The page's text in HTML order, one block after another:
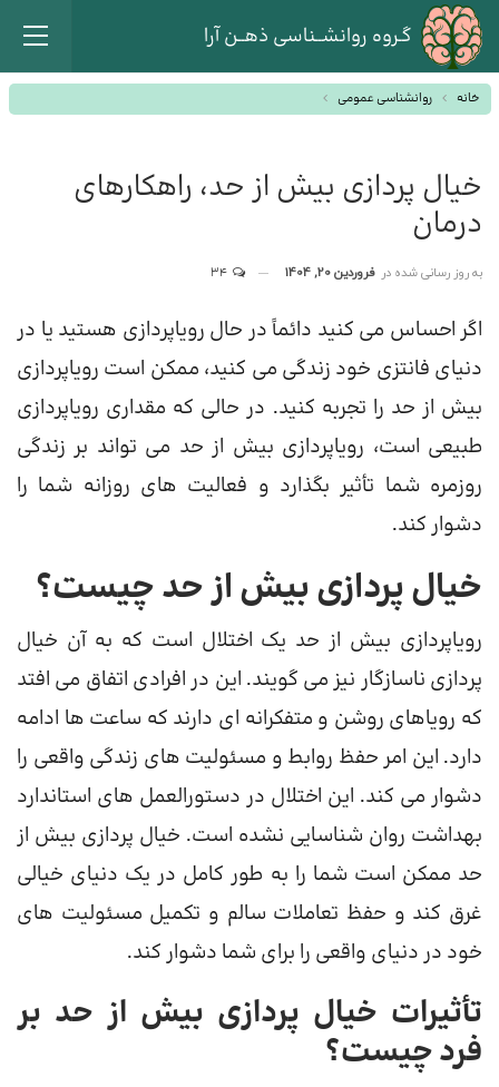
گـروه روانشــناسی ذهــن آرا
خانه روانشناسی عمومی
خیال پردازی بیش از حد، راهکارهای
درمان
به روز رسانی شده در فروردین 20, 1404
اگر احساس می کنید دائماً در حال رویاپردازی هستید یا در
دنیای فانتزی خود زندگی می کنید، ممکن است رویاپردازی
بیش از حد را تجربه کنید. در حالی که مقداری رویاپردازی
طبیعی است، رویاپردازی بیش از حد می تواند بر زندگی
روزمره شما تأثیر بگذارد و فعالیت های روزانه شما را
دشوار کند.
خیال پردازی بیش از حد چیست؟
رویاپردازی بیش از حد یک اختلال است که به آن خیال
پردازی ناسازگار نیز می گویند. این در افرادی اتفاق می افتد
که رویاهای روشن و متفکرانه ای دارند که ساعت ها ادامه
دارد. این امر حفظ روابط و مسئولیت های زندگی واقعی را
دشوار می کند. این اختلال در دستورالعمل های استاندارد
بهداشت روان شناسایی نشده است. خیال پردازی بیش از
حد ممکن است شما را به طور کامل در یک دنیای خیالی
غرق کند و حفظ تعاملات سالم و تکمیل مسئولیت های
خود در دنیای واقعی را برای شما دشوار کند.
تأثیرات خیال پردازی بیش از حد بر
فرد چیست؟